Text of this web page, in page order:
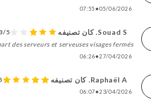
05/06/2026
•
07:55
Souad S. كان تصنيفه
5
des serveurs et serveuses visages fermés
27/04/2026
•
06:26
Raphaël A. كان تصنيفه
23/04/2026
•
06:07